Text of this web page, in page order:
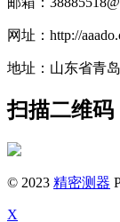
网址：http://
地址：山东省青
扫描二维码
© 2023 精密测器
X